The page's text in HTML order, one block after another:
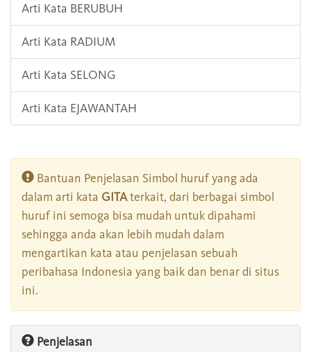
Arti Kata BERUBUH
Arti Kata RADIUM
Arti Kata SELONG
Arti Kata EJAWANTAH
Bantuan Penjelasan Simbol huruf yang ada
dalam arti kata GITAterkait, dari berbagai simbol
huruf ini semoga bisa mudah untuk dipahami
sehingga anda akan lebih mudah dalam
mengartikan kata atau penjelasan sebuah
peribahasa Indonesia yang baik dan benar di situs
ini.
Penjelasan